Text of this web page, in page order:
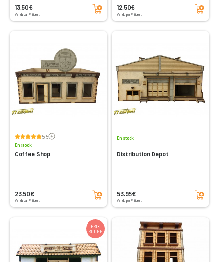
13,50€
Vendu par Philibert
Ajouter au panier 12,50€
Vendu par Philibert
Ajouter au panier
5/5Voir les avis
En stock
Coffee Shop
23,50€
Vendu par Philibert
Ajouter au panier
En stock
Distribution Depot
53,95€
Vendu par Philibert
Ajouter au panier
PRIX
ROUGE